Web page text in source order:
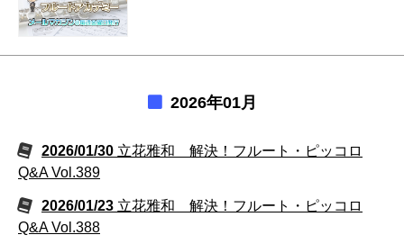
2026年01月
2026/01/30 立花雅和 解決！フルート・ピッコロ
Q&A Vol.389
2026/01/23 立花雅和 解決！フルート・ピッコロ
Q&A Vol.388